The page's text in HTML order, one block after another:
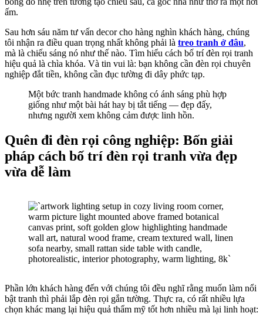
ấm.
Sau hơn sáu năm tư vấn decor cho hàng nghìn khách hàng, chúng
tôi nhận ra điều quan trọng nhất không phải là treo tranh ở đâu,
mà là chiếu sáng nó như thế nào. Tìm hiểu cách bố trí đèn rọi tranh
hiệu quả là chìa khóa. Và tin vui là: bạn không cần đèn rọi chuyên
nghiệp đắt tiền, không cần đục tường đi dây phức tạp.
Một bức tranh handmade không có ánh sáng phù hợp
giống như một bài hát hay bị tắt tiếng — đẹp đấy,
nhưng người xem không cảm được linh hồn.
Quên đi đèn rọi công nghiệp: Bốn giải
pháp cách bố trí đèn rọi tranh vừa đẹp
vừa dễ làm
Phần lớn khách hàng đến với chúng tôi đều nghĩ rằng muốn làm nổi
bật tranh thì phải lắp đèn rọi gắn tường. Thực ra, có rất nhiều lựa
chọn khác mang lại hiệu quả thẩm mỹ tốt hơn nhiều mà lại linh hoạt: